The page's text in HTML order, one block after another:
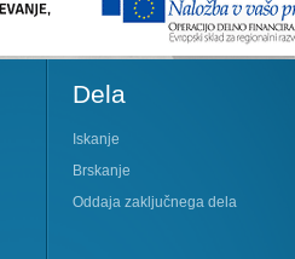
Dela
Iskanje
Brskanje
Oddaja zaključnega dela